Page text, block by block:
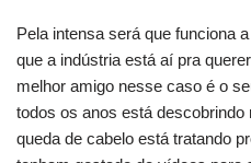
Pela intensa será que funciona
que a indústria está aí pra
melhor amigo nesse caso é o
todos os anos está
queda de cabelo está tratando